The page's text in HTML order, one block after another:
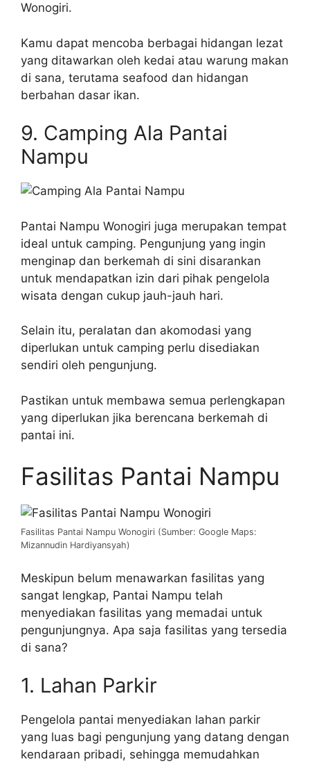
Wonogiri.
Kamu dapat mencoba berbagai hidangan lezat
yang ditawarkan oleh kedai atau warung makan
di sana, terutama seafood dan hidangan
berbahan dasar ikan.
9. Camping Ala Pantai
Nampu
Pantai Nampu Wonogiri juga merupakan tempat
ideal untuk camping. Pengunjung yang ingin
menginap dan berkemah di sini disarankan
untuk mendapatkan izin dari pihak pengelola
wisata dengan cukup jauh-jauh hari.
Selain itu, peralatan dan akomodasi yang
diperlukan untuk camping perlu disediakan
sendiri oleh pengunjung.
Pastikan untuk membawa semua perlengkapan
yang diperlukan jika berencana berkemah di
pantai ini.
Fasilitas Pantai Nampu
Fasilitas Pantai Nampu Wonogiri (Sumber: Google Maps:
Mizannudin Hardiyansyah)
Meskipun belum menawarkan fasilitas yang
sangat lengkap, Pantai Nampu telah
menyediakan fasilitas yang memadai untuk
pengunjungnya. Apa saja fasilitas yang tersedia
di sana?
1. Lahan Parkir
Pengelola pantai menyediakan lahan parkir
yang luas bagi pengunjung yang datang dengan
kendaraan pribadi, sehingga memudahkan